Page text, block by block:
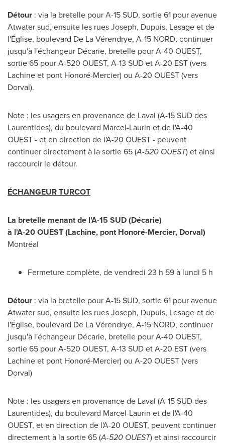
Détour : via la bretelle pour A-15 SUD, sortie 61 pour avenue
Atwatersud, ensuite les rues Joseph, Dupuis, Lesage et de
l'Église, boulevard De La Vérendrye, A-15 NORD, continuer
jusqu'à l'échangeur Décarie, bretelle pour A-40 OUEST,
sortie 65 pour A-520 OUEST, A-13 SUD et A-20 EST (vers
Lachineet pont Honoré-Mercier) ou A-20 OUEST (vers
Dorval).
Note : les usagers en provenance de Laval (A-15 SUD des
Laurentides), du boulevard Marcel-Laurin et de l'A-40
OUEST - et en direction de l'A-20 OUEST - peuvent
continuer directement à la sortie 65 (A-520 OUEST) et ainsi
raccourcir le détour.
ÉCHANGEUR TURCOT
La bretelle menant de l'A-15 SUD (Décarie)
à l'A-20 OUEST (Lachine, pont Honoré-Mercier, Dorval)
Montréal
Fermeture complète, de vendredi 23 h 59 à lundi 5 h
Détour : via la bretelle pour A-15 SUD, sortie 61 pour avenue
Atwatersud, ensuite les rues Joseph, Dupuis, Lesage et de
l'Église, boulevard De La Vérendrye, A-15 NORD, continuer
jusqu'à l'échangeur Décarie, bretelle pour A-40 OUEST,
sortie 65 pour A-520 OUEST, A-13 SUD et A-20 EST (vers
Lachineet pont Honoré-Mercier) ou A-20 OUEST (vers
Dorval)
Note : les usagers en provenance de Laval (A-15 SUD des
Laurentides), du boulevard Marcel-Laurin et de l'A-40
OUEST, et en direction de l'A-20 OUEST, peuvent continuer
directement à la sortie 65 (A-520 OUEST) et ainsi raccourcir